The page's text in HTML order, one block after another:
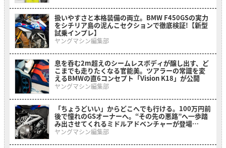
扱いやすさと本格装備の両立。BMW F450GSの実力
をシチリア島の泥んこセクションで徹底検証!【新型
試乗インプレ】
ヤングマシン編集部
息を呑む2m超えのシームレスボディが醸し出す、ど
こまでも走りたくなる官能美。ツアラーの常識を変
えるBMWの直6コンセプト「Vision K18」が公開
ヤングマシン編集部
「ちょうどいい」からどこへでも行ける。100万円前
後で憧れのGSオーナーへ。“その先の悪路”へ一歩踏
み出させてくれるミドルアドベンチャーが登場
【BMW F 450 GS】
ヤングマシン編集部